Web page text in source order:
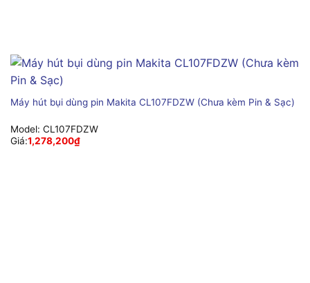
Máy hút bụi dùng pin Makita CL107FDZW (Chưa kèm Pin & Sạc)
Model: CL107FDZW
Giá:1,278,200₫